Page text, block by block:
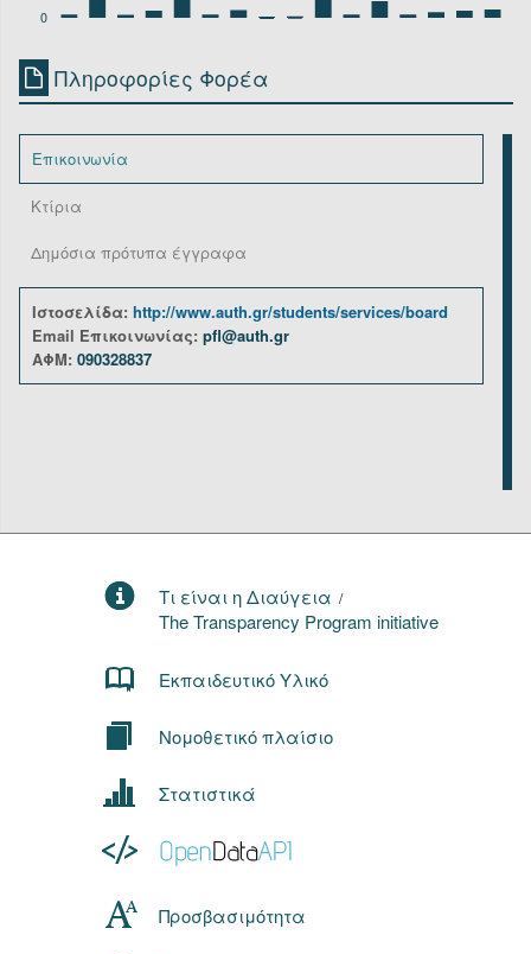
0
Πληροφορίες Φορέα
Επικοινωνία
Κτίρια
Δημόσια πρότυπα έγγραφα
Ιστοσελίδα: http://www.auth.gr/students/services/board
Email Επικοινωνίας: pfl@auth.gr
ΑΦΜ: 090328837
Τι είναι η Διαύγεια /
The Transparency Program initiative
Εκπαιδευτικό Υλικό
Νομοθετικό πλαίσιο
Στατιστικά
Προσβασιμότητα